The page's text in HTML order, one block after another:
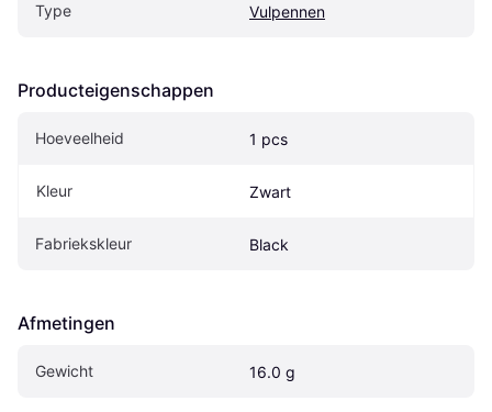
Type Vulpennen
Producteigenschappen
Hoeveelheid 1 pcs
Kleur Zwart
Fabriekskleur Black
Afmetingen
Gewicht 16.0 g